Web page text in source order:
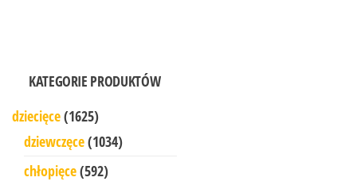
KATEGORIE PRODUKTÓW
dziecięce(1625)
dziewczęce(1034)
chłopięce(592)